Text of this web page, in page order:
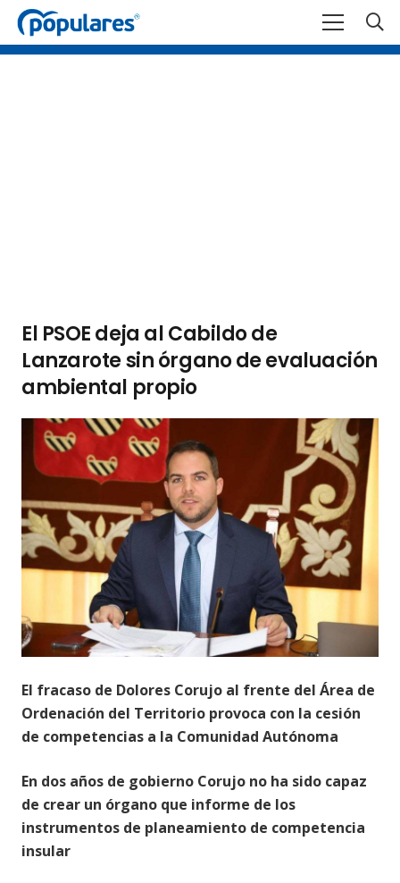
El PSOE deja al Cabildo de
Lanzarote sin órgano de evaluación
ambiental propio
El fracaso de Dolores Corujo al frente del Área de
Ordenación del Territorio provoca con la cesión
de competencias a la Comunidad Autónoma
En dos años de gobierno Corujo no ha sido capaz
de crear un órgano que informe de los
instrumentos de planeamiento de competencia
insular